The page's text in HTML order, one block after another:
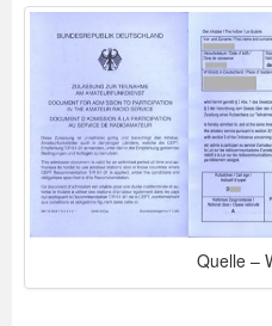
Quelle –